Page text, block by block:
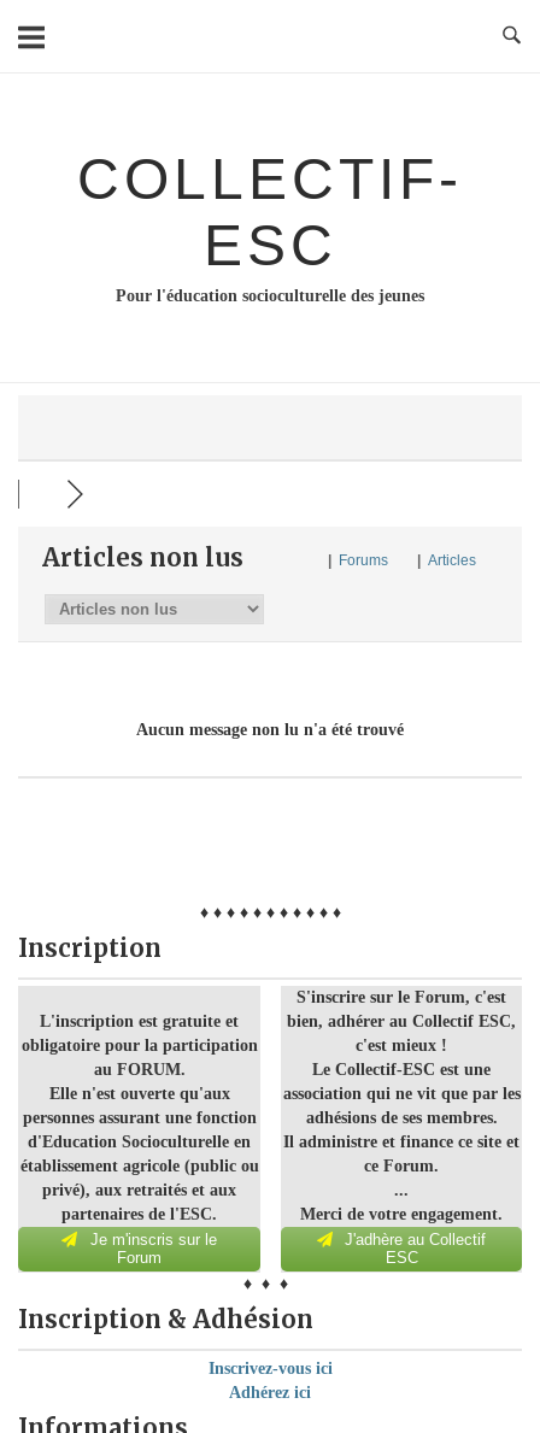
COLLECTIF-
ESC
Pour l'éducation socioculturelle des jeunes
Articles non lus Forums Articles
Aucun message non lu n'a été trouvé
♦ ♦ ♦ ♦ ♦ ♦ ♦ ♦ ♦ ♦ ♦
Inscription
L'inscription est gratuite et
obligatoire pour la participation
au FORUM.
Elle n'est ouverte qu'aux
personnes assurant une fonction
d'Education Socioculturelle en
établissement agricole (public ou
privé), aux retraités et aux
partenaires de l'ESC.
Je m'inscris sur le
Forum
S'inscrire sur le Forum, c'est
bien, adhérer au Collectif ESC,
c'est mieux !
Le Collectif-ESC est une
association qui ne vit que par les
adhésions de ses membres.
Il administre et finance ce site et
ce Forum.
...
Merci de votre engagement.
J'adhère au Collectif
ESC
♦ ♦ ♦
Inscription & Adhésion
Inscrivez-vous ici
Adhérez ici